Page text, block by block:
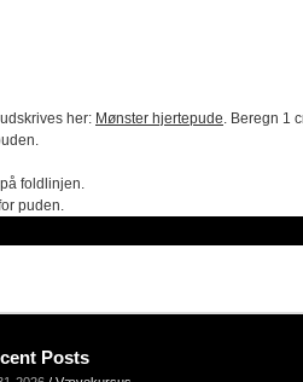
her: Mønster hjertepude . Beregn 1
på foldlinjen.
glad for puden.
Posts